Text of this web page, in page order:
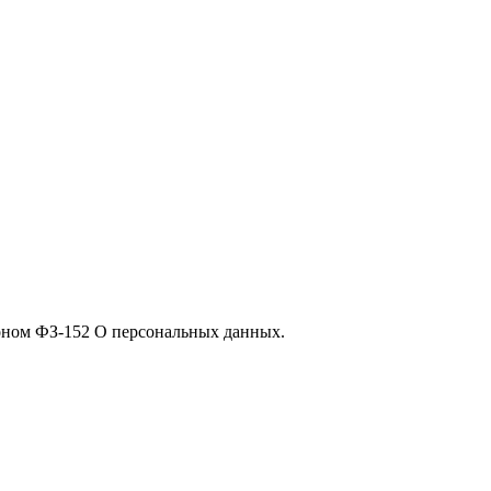
ФЗ-152 О персональных данных.